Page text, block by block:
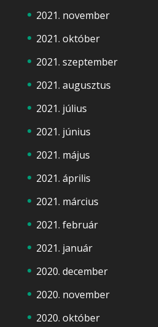
2021. november
2021. október
2021. szeptember
2021. augusztus
2021. július
2021. június
2021. május
2021. április
2021. március
2021. február
2021. január
2020. december
2020. november
2020. október